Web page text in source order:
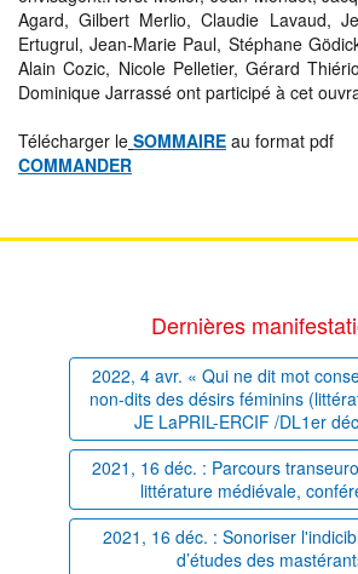
Agard, Gilbert Merlio, Claudie Lavaud,
Ertugrul, Jean-Marie Paul, Stéphane
Alain Cozic, Nicole Pelletier, Gérard
Dominique Jarrassé ont participé à cet
Télécharger le SOMMAIRE au format pdf
COMMANDER
Dernières
2022, 4 avr. « Qui ne dit mot
non-dits des désirs féminins
JE LaPRIL-ERCIF /DL1er
2021, 16 déc. : Parcours
littérature médiévale,
2021, 16 déc. : Sonoriser
d’études des